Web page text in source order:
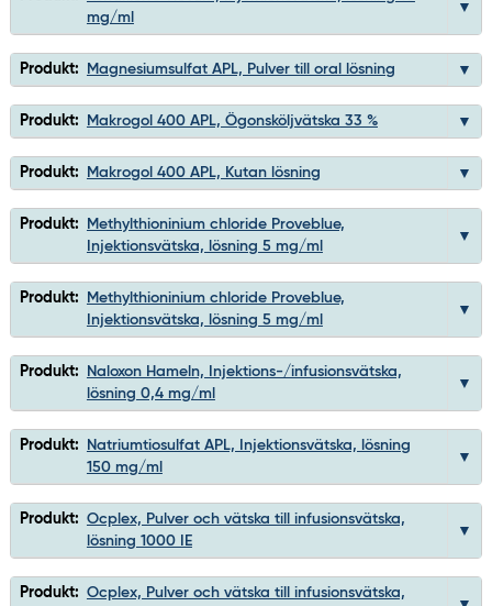
mg/ml
Produkt: Magnesiumsulfat APL, Pulver till oral lösning
Produkt: Makrogol 400 APL, Ögonsköljvätska 33 %
Produkt: Makrogol 400 APL, Kutan lösning
Produkt:
Methylthioninium chloride Proveblue,
Injektionsvätska, lösning 5 mg/ml
Produkt:
Methylthioninium chloride Proveblue,
Injektionsvätska, lösning 5 mg/ml
Produkt:
Naloxon Hameln, Injektions-/infusionsvätska,
lösning 0,4 mg/ml
Produkt:
Natriumtiosulfat APL, Injektionsvätska, lösning
150 mg/ml
Produkt: Ocplex, Pulver och vätska till infusionsvätska,
lösning 1000 IE
Produkt: Ocplex, Pulver och vätska till infusionsvätska,